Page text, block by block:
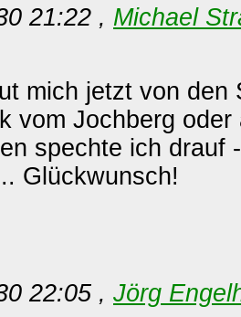
21:22 , Michael
mich jetzt von den
vom Jochberg
spechte ich drauf
Glückwunsch!
22:05 , Jörg